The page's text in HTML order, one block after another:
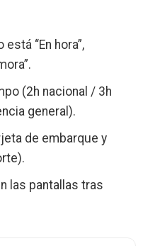
“En hora”,
(2h nacional / 3h
general).
de embarque y
las pantallas tras